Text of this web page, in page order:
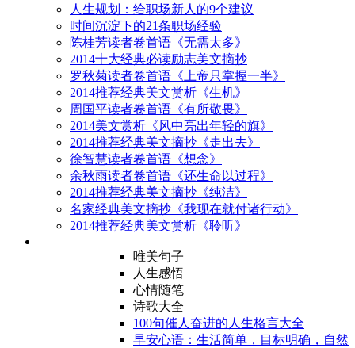
人生规划：给职场新人的9个建议
时间沉淀下的21条职场经验
陈桂芳读者卷首语《无需太多》
2014十大经典必读励志美文摘抄
罗秋菊读者卷首语《上帝只掌握一半》
2014推荐经典美文赏析《生机》
周国平读者卷首语《有所敬畏》
2014美文赏析《风中亮出年轻的旗》
2014推荐经典美文摘抄《走出去》
徐智慧读者卷首语《想念》
余秋雨读者卷首语《还生命以过程》
2014推荐经典美文摘抄《纯洁》
名家经典美文摘抄《我现在就付诸行动》
2014推荐经典美文赏析《聆听》
唯美句子
人生感悟
心情随笔
诗歌大全
100句催人奋进的人生格言大全
早安心语：生活简单，目标明确，自然